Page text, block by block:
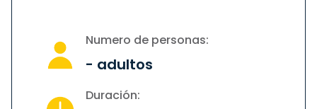
Numero de personas:
- adultos
Duración: